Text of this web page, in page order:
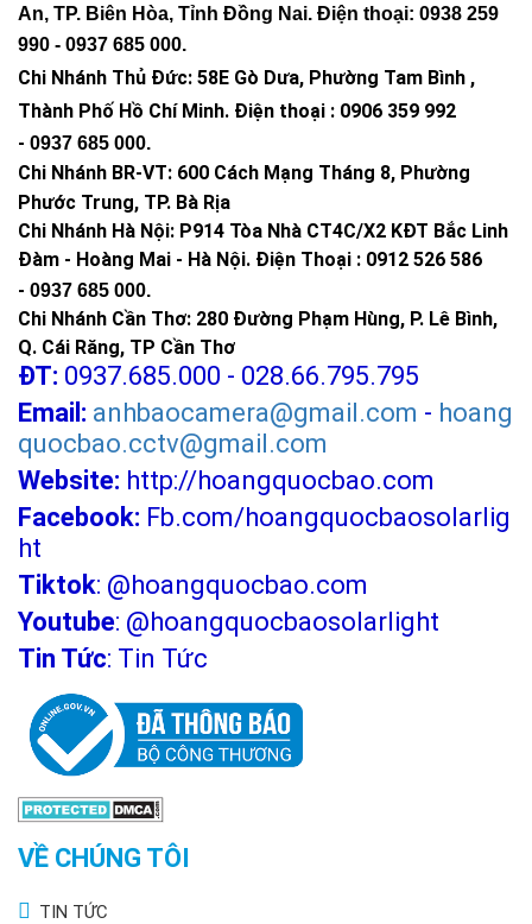
An, TP. Biên Hòa, Tỉnh Đồng Nai. Điện thoại: 0938 259
990 - 0937 685 000.
Chi Nhánh Thủ Đức: 58E Gò Dưa, Phường Tam Bình ,
Thành Phố Hồ Chí Minh. Điện thoại : 0906 359 992
- 0937 685 000.
Chi Nhánh BR-VT: 600 Cách Mạng Tháng 8, Phường
Phước Trung, TP. Bà Rịa
Chi Nhánh Hà Nội: P914 Tòa Nhà CT4C/X2 KĐT Bắc Linh
Đàm - Hoàng Mai - Hà Nội. Điện Thoại : 0912 526 586
- 0937 685 000.
Chi Nhánh Cần Thơ: 280 Đường Phạm Hùng, P. Lê Bình,
Q. Cái Răng, TP Cần Thơ
ĐT: 0937.685.000 - 028.66.795.795
Email: anhbaocamera@gmail.com - hoang
quocbao.cctv@gmail.com
Website: http://hoangquocbao.com
Facebook: Fb.com/hoangquocbaosolarlig
ht
Tiktok: @hoangquocbao.com
Youtube: @hoangquocbaosolarlight
Tin Tức: Tin Tức
VỀ CHÚNG TÔI
TIN TỨC